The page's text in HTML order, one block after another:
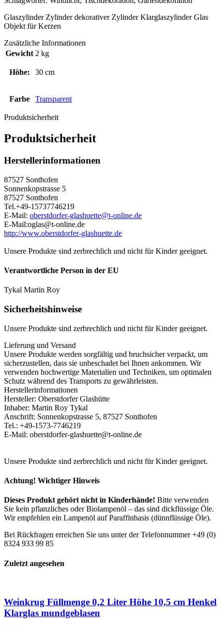
Glaszylinder Zylinder dekorativer Zylinder Klarglaszylinder Glas
Objekt für Kerzen
Zusätzliche Informationen
Gewicht 2 kg
Höhe: 30 cm
Farbe Transparent
Produktsicherheit
Produktsicherheit
Herstellerinformationen
87527 Sonthofen
Sonnenkopstrasse 5
87527 Sonthofen
Tel.+49-15737746219
E-Mail: oberstdorfer-glashuette@t-online.de
E-Mail:oglas@t-online.de
http://www.oberstdorfer-glashuette.de
Unsere Produkte sind zerbrechlich und nicht für Kinder geeignet.
Verantwortliche Person in der EU
Tykal Martin Roy
Sicherheitshinweise
Unsere Produkte sind zerbrechlich und nicht für Kinder geeignet.
Lieferung und Versand
Unsere Produkte werden sorgfältig und bruchsicher verpackt, um
sicherzustellen, dass sie unbeschadet bei Ihnen ankommen. Wir
verwenden hochwertige Materialien und Techniken, um optimalen
Schutz während des Transports zu gewährleisten.
Herstellerinformationen
Hersteller: Oberstdorfer Glashütte
Inhaber: Martin Roy Tykal
Anschrift: Sonnenkopstrasse 5, 87527 Sonthofen
Tel.: +49-1573-7746219
E-Mail: oberstdorfer-glashuette@t-online.de
Unsere Produkte sind zerbrechlich und nicht für Kinder geeignet.
Achtung! Wichtiger Hinweis
Dieses Produkt gehört nicht in Kinderhände! Bitte verwenden
Sie kein pflanzliches oder Biolampenöl – das sind dickflüssige Öle.
Wir empfehlen ein Lampenöl auf Paraffinbasis (dünnflüssige Öle).
Bei Rückfragen erreichen Sie uns unter der Telefonnummer +49 (0)
8324 933 99 85
Zuletzt angesehen
Weinkrug Füllmenge 0,2 Liter Höhe 10,5 cm Henkel
Klarglas mundgeblasen